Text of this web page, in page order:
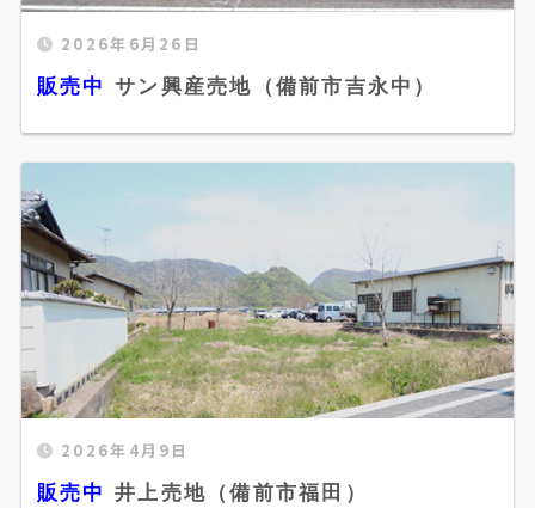
販売中 サン興産売地（備前市吉永中）"
width="520" height="300" />
2026年6月26日
販売中 サン興産売地（備前市吉永中）
販売中 井上売地（備前市福田）" width="520"
height="300" />
2026年4月9日
販売中 井上売地（備前市福田）